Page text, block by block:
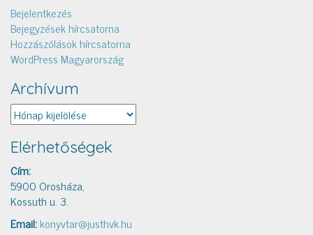
Bejelentkezés
Bejegyzések hírcsatorna
Hozzászólások hírcsatorna
WordPress Magyarország
Archívum
Archívum
Elérhetőségek
Cím:
5900 Orosháza,
Kossuth u. 3.
Email:konyvtar@justhvk.hu